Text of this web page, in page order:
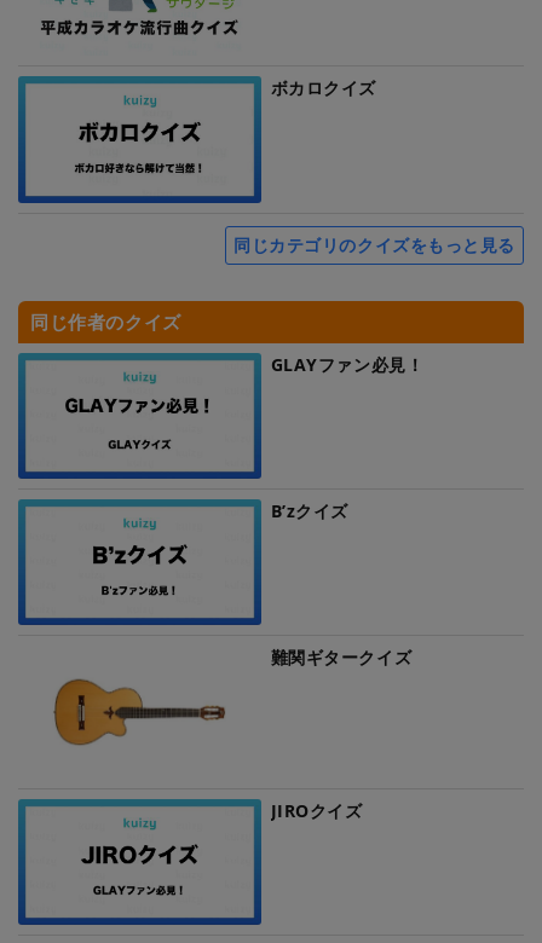
ボカロクイズ
同じカテゴリのクイズをもっと見る
同じ作者のクイズ
GLAYファン必見！
B’zクイズ
難関ギタークイズ
JIROクイズ